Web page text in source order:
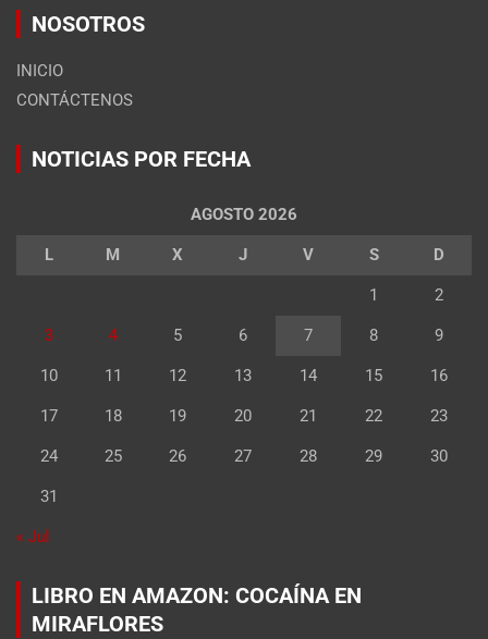
NOSOTROS
INICIO
CONTÁCTENOS
NOTICIAS POR FECHA
AGOSTO 2026
L M X J V S D
1 2
3 4 5 6 7 8 9
10 11 12 13 14 15 16
17 18 19 20 21 22 23
24 25 26 27 28 29 30
31
« Jul
LIBRO EN AMAZON: COCAÍNA EN
MIRAFLORES